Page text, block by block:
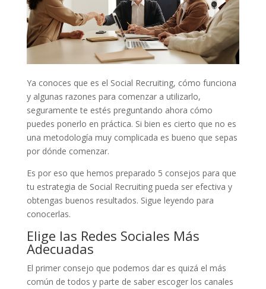
Ya conoces que es el Social Recruiting, cómo funciona
y algunas razones para comenzar a utilizarlo,
seguramente te estés preguntando ahora cómo
puedes ponerlo en práctica. Si bien es cierto que no es
una metodología muy complicada es bueno que sepas
por dónde comenzar.
Es por eso que hemos preparado 5 consejos para que
tu estrategia de Social Recruiting pueda ser efectiva y
obtengas buenos resultados. Sigue leyendo para
conocerlas.
Elige las Redes Sociales Más
Adecuadas
El primer consejo que podemos dar es quizá el más
común de todos y parte de saber escoger los canales